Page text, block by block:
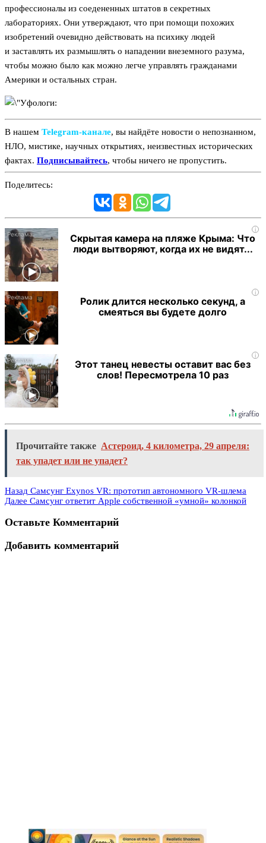
профессионалы из соедененных штатов в секретных
лабораториях. Они утверждают, что при помощи похожих
изобретений очевидно действовать на психику людей
и заставлять их размышлять о нападении внеземного разума,
чтобы можно было как можно легче управлять гражданами
Америки и остальных стран.
В нашем Telegram‑канале, вы найдёте новости о непознанном,
НЛО, мистике, научных открытиях, неизвестных исторических
фактах. Подписывайтесь, чтобы ничего не пропустить.
Поделитесь:
i
Скрытая камера на пляже Крыма: Что
люди вытворяют, когда их не видят...
i
Ролик длится несколько секунд, а
смеяться вы будете долго
i
Этот танец невесты оставит вас без
слов! Пересмотрела 10 раз
Прочитайте также Астероид, 4 километра, 29 апреля:
так упадет или не упадет?
Назад Самсунг Exynos VR: прототип автономного VR-шлема
Далее Самсунг ответит Apple собственной «умной» колонкой
Оставьте Комментарий
Добавить комментарий